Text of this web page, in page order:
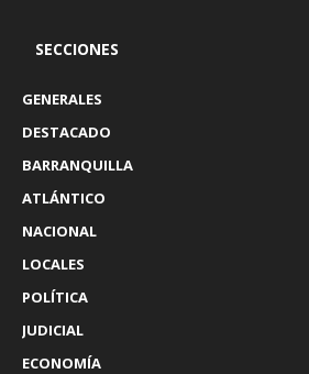
SECCIONES
GENERALES
DESTACADO
BARRANQUILLA
ATLÁNTICO
NACIONAL
LOCALES
POLÍTICA
JUDICIAL
ECONOMÍA